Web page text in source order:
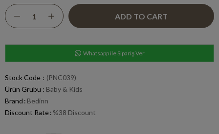
Whatsapp ile Sipariş Ver
Stock Code
(PNC039)
Ürün Grubu : Baby & Kids
Brand : Bedinn
Discount Rate: %38 Discount